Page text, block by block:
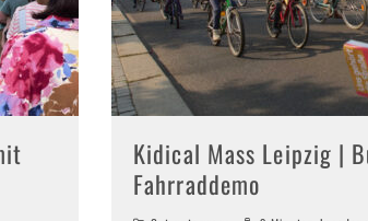
Kidical Mass Leipzig |
Fahrraddemo